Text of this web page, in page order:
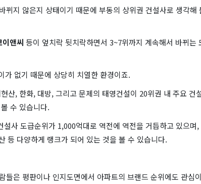
뀌지 않은지 상태이기 때문에 부동의 상위권 건설사로 생각해
앤씨 등이 엎치락 뒷치락하면서 3~7위까지 계속해서 바뀌는
가 없기 때문에 상당히 치열한 환경이죠.
산, 한화, 대방, 그리고 문제의 태영건설이 20위권 내 주요 건
수 있습니다.
사 도급순위가 1,000억대로 역전에 역전을 거듭하고 있으며,
등 다양하게 랭크가 되어 있는 것을 볼 수 있습니다.
들은 평판이나 인지도면에서 아파트의 브랜드 순위에도 관심